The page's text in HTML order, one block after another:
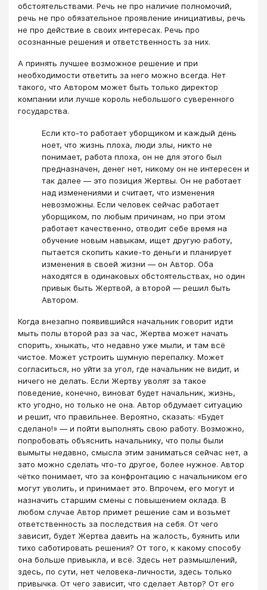
обстоятельствами. Речь не про наличие полномочий,
речь не про обязательное проявление инициативы, речь
не про действие в своих интересах. Речь про
осознанные решения и ответственность за них.
А принять лучшее возможное решение и при
необходимости ответить за него можно всегда. Нет
такого, что Автором может быть только директор
компании или лучше король небольшого суверенного
государства.
Если кто-то работает уборщиком и каждый день
ноет, что жизнь плоха, люди злы, никто не
понимает, работа плоха, он не для этого был
предназначен, денег нет, никому он не интересен и
так далее — это позиция Жертвы. Он не работает
над изменениями и считает, что изменения
невозможны. Если человек сейчас работает
уборщиком, по любым причинам, но при этом
работает качественно, отводит себе время на
обучение новым навыкам, ищет другую работу,
пытается скопить какие-то деньги и планирует
изменения в своей жизни — он Автор. Оба
находятся в одинаковых обстоятельствах, но один
привык быть Жертвой, а второй — решил быть
Автором.
Когда внезапно появившийся начальник говорит идти
мыть полы второй раз за час, Жертва может начать
спорить, хныкать, что недавно уже мыли, и там всё
чистое. Может устроить шумную перепалку. Может
согласиться, но уйти за угол, где начальник не видит, и
ничего не делать. Если Жертву уволят за такое
поведение, конечно, виноват будет начальник, жизнь,
кто угодно, но только не она. Автор обдумает ситуацию
и решит, что правильнее. Вероятно, сказать: «Будет
сделано!» — и пойти выполнять свою работу. Возможно,
попробовать объяснить начальнику, что полы были
вымыты недавно, смысла этим заниматься сейчас нет, а
зато можно сделать что-то другое, более нужное. Автор
чётко понимает, что за конфронтацию с начальником его
могут уволить, и принимает это. Впрочем, его могут и
назначить старшим смены с повышением оклада. В
любом случае Автор примет решение сам и возьмет
ответственность за последствия на себя. От чего
зависит, будет Жертва давить на жалость, буянить или
тихо саботировать решения? От того, к какому способу
она больше привыкла, и всё. Здесь нет размышлений,
здесь, по сути, нет человека-личности, здесь только
привычка. От чего зависит, что сделает Автор? От его